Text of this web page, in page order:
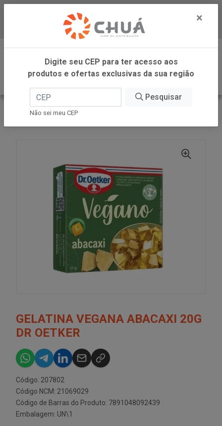
Baixe já nosso APP
0
INÍCIO
DR OETKER BRASIL
GELATINA VEGANA ABACAXI 20G
DR OETKER
Código: 207802
Código NCM: 21069029
Código de Barras do Produto: 7891048092439
Embalagem: UN\1
×
Digite seu CEP para ter acesso aos
produtos e ofertas exclusivas da sua região
Pesquisar
Não sei meu CEP